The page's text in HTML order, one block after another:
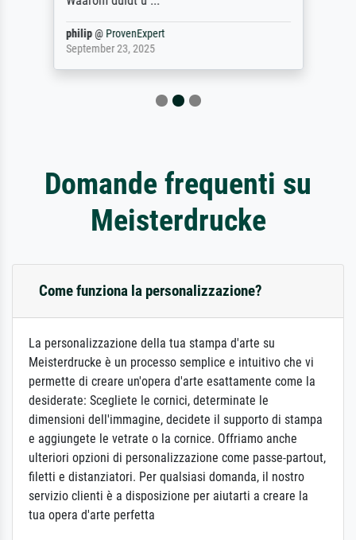
philip@ ProvenExpert
September 23, 2025
Domande frequenti su
Meisterdrucke
Come funziona la personalizzazione?
La personalizzazione della tua stampa d'arte su
Meisterdrucke è un processo semplice e intuitivo che vi
permette di creare un'opera d'arte esattamente come la
desiderate: Scegliete le cornici, determinate le
dimensioni dell'immagine, decidete il supporto di stampa
e aggiungete le vetrate o la cornice. Offriamo anche
ulteriori opzioni di personalizzazione come passe-partout,
filetti e distanziatori. Per qualsiasi domanda, il nostro
servizio clienti è a disposizione per aiutarti a creare la
tua opera d'arte perfetta